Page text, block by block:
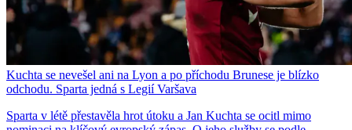
Kuchta se nevešel ani na Lyon a po příchodu Brunese je blízko
odchodu. Sparta jedná s Legií Varšava
Sparta v létě přestavěla hrot útoku a Jan Kuchta se ocitl mimo